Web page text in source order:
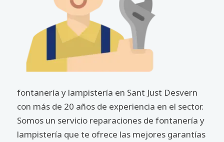
fontanería y lampistería en Sant Just Desvern
con más de 20 años de experiencia en el sector.
Somos un servicio reparaciones de fontanería y
lampistería que te ofrece las mejores garantías